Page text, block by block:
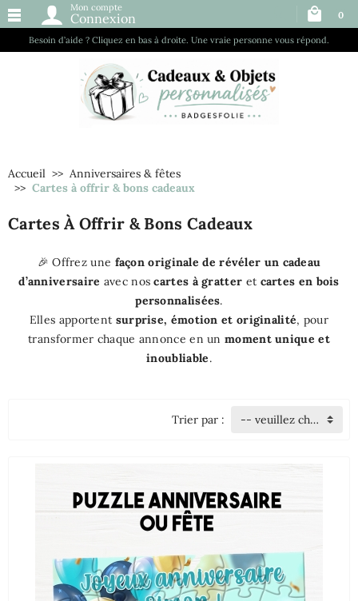
Besoin d’aide ? Cliquez en bas à droite. Une vraie personne vous répond.
Mon compte
Connexion 0
Accueil
Anniversaires & fêtes
Cartes à offrir & bons cadeaux
Cartes À Offrir & Bons Cadeaux
🎉 Offrez une façon originale de révéler un cadeau
d’anniversaire avec noscartes à gratter et cartes en bois
personnalisées.
Elles apportent surprise, émotion et originalité, pour
transformer chaque annonce en unmoment unique et
inoubliable.
Trier par : -- veuillez choisir --